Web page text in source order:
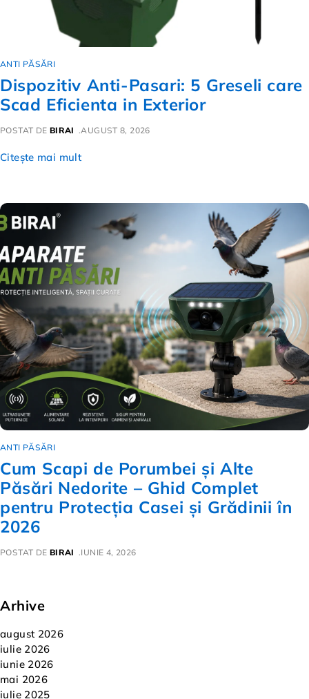
ANTI PĂSĂRI
Dispozitiv Anti-Pasari: 5 Greseli care
Scad Eficienta in Exterior
POSTAT DE BIRAI AUGUST 8, 2026
Citește mai mult
ANTI PĂSĂRI
Cum Scapi de Porumbei și Alte
Păsări Nedorite – Ghid Complet
pentru Protecția Casei și Grădinii în
2026
POSTAT DE BIRAI IUNIE 4, 2026
Arhive
august 2026
iulie 2026
iunie 2026
mai 2026
iulie 2025